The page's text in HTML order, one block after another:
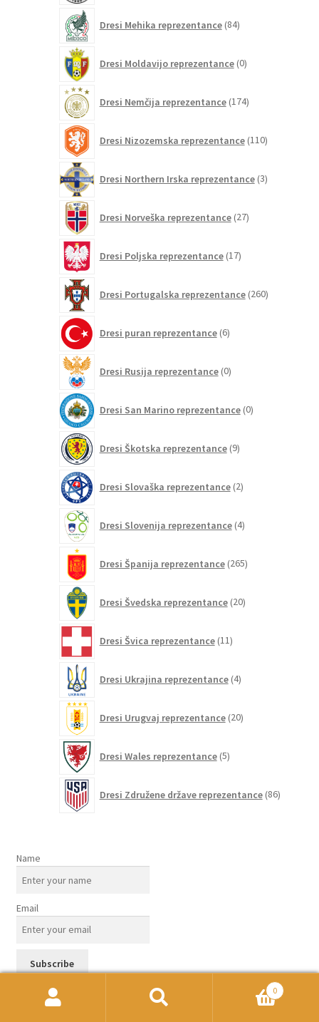
Dresi Mehika reprezentance 84izdelkov
Dresi Moldavijo reprezentance 0izdelkov
Dresi Nemčija reprezentance 174izdelkov
Dresi Nizozemska reprezentance 110izdelkov
Dresi Northern Irska reprezentance 3izdelki
Dresi Norveška reprezentance 27izdelkov
Dresi Poljska reprezentance 17izdelkov
Dresi Portugalska reprezentance 260izdelkov
Dresi puran reprezentance 6izdelkov
Dresi Rusija reprezentance 0izdelkov
Dresi San Marino reprezentance 0izdelkov
Dresi Škotska reprezentance 9izdelkov
Dresi Slovaška reprezentance 2izdelka
Dresi Slovenija reprezentance 4izdelki
Dresi Španija reprezentance 265izdelkov
Dresi Švedska reprezentance 20izdelkov
Dresi Švica reprezentance 11izdelkov
Dresi Ukrajina reprezentance 4izdelki
Dresi Urugvaj reprezentance 20izdelkov
Dresi Wales reprezentance 5izdelkov
Dresi Združene države reprezentance 86izdelkov
Name
Email
0